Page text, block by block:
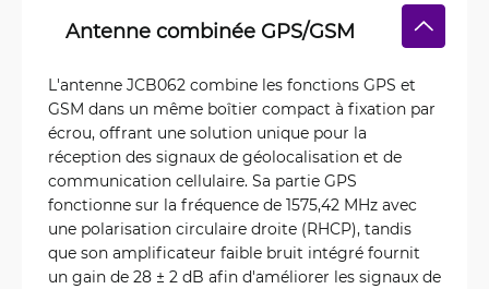
Antenne combinée GPS/GSM
L'antenne JCB062 combine les fonctions GPS et
GSM dans un même boîtier compact à fixation par
écrou, offrant une solution unique pour la
réception des signaux de géolocalisation et de
communication cellulaire. Sa partie GPS
fonctionne sur la fréquence de 1575,42 MHz avec
une polarisation circulaire droite (RHCP), tandis
que son amplificateur faible bruit intégré fournit
un gain de 28 ± 2 dB afin d'améliorer les signaux de